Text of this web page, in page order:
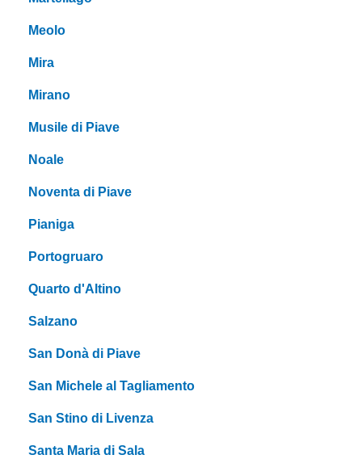
Meolo
Mira
Mirano
Musile di Piave
Noale
Noventa di Piave
Pianiga
Portogruaro
Quarto d'Altino
Salzano
San Donà di Piave
San Michele al Tagliamento
San Stino di Livenza
Santa Maria di Sala